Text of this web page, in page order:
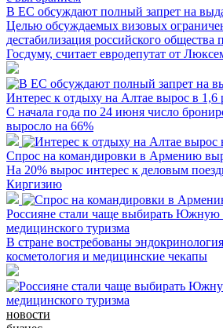
В ЕС обсуждают полный запрет на
Целью обсуждаемых визовых
дестабилизация российского общества
Госдуму, считает евродепутат от
Интерес к отдыху на Алтае вырос в 1,6
С начала года по 24 июня число
выросло на 66%
Спрос на командировки в Армению
На 20% вырос интерес к деловым
Киргизию
Россияне стали чаще выбирать Южную
медицинского туризма
В стране востребованы
косметология и медицинские чекапы
новости